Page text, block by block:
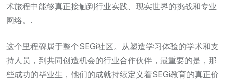
术旅程中能够真正接触到行业实践、现实世界的挑战和专业
网络。.
这个里程碑属于整个SEGi社区。从塑造学习体验的学术和支
持人员，到共同创造机会的行业合作伙伴，最重要的是，那
些成功的毕业生，他们的成就持续定义着SEGi教育的真正价